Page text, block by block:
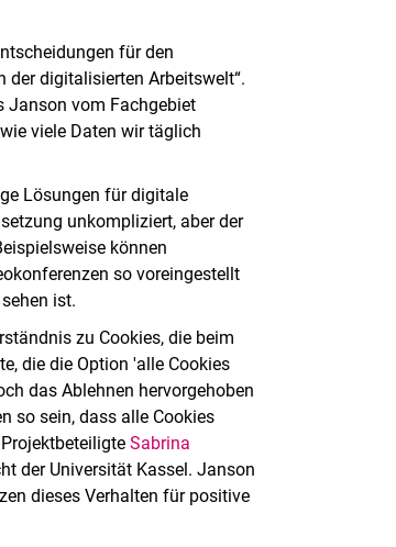
für den
der di­gi­ta­li­sier­ten Ar­beits­welt“.
Janson vom Fachgebiet
viele Daten wir täglich
Lösungen für digitale
unkompliziert, aber der
können
so voreingestellt
ist.
zu Cookies, die beim
die die Option 'alle Cookies
das Ablehnen hervorgehoben
so sein, dass alle Cookies
Sabrina
der Universität Kassel. Janson
dieses Verhalten für positive